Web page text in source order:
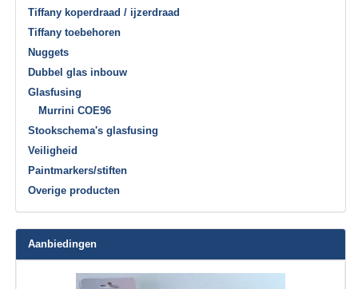
Tiffany koperdraad / ijzerdraad
Tiffany toebehoren
Nuggets
Dubbel glas inbouw
Glasfusing
Murrini COE96
Stookschema's glasfusing
Veiligheid
Paintmarkers/stiften
Overige producten
Aanbiedingen